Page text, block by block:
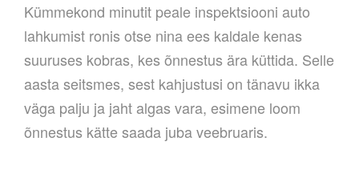
Kümmekond minutit peale inspektsiooni auto
lahkumist ronis otse nina ees kaldale kenas
suuruses kobras, kes õnnestus ära küttida. Selle
aasta seitsmes, sest kahjustusi on tänavu ikka
väga palju ja jaht algas vara, esimene loom
õnnestus kätte saada juba veebruaris.